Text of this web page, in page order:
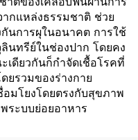
กแหล่งธรรมชาติ ช่วย
นการผุในอนาคต การใช้
นทรีย์ในช่องปาก โดยคง
เดียวกันก็กำจัดเชื้อโรคที่
ยรวมของร่างกาย
มโยงโดยตรงกับสุขภาพ
ระบบย่อยอาหาร